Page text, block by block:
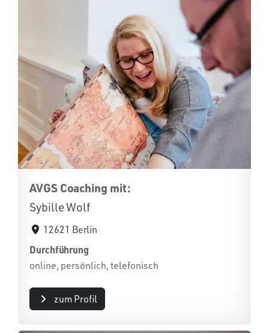
AVGS Coaching mit:
Sybille Wolf
12621 Berlin
Durchführung
online, persönlich, telefonisch
zum Profil